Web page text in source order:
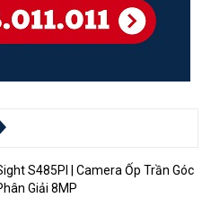
vô số công nghệ giúp nâng cao
không hoàn hảo, bao gồm: IR
S485PI | Camera Ốp Trần Góc
Giải 8MP